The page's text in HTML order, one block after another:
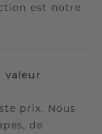
est notre
valeur
prix. Nous
de